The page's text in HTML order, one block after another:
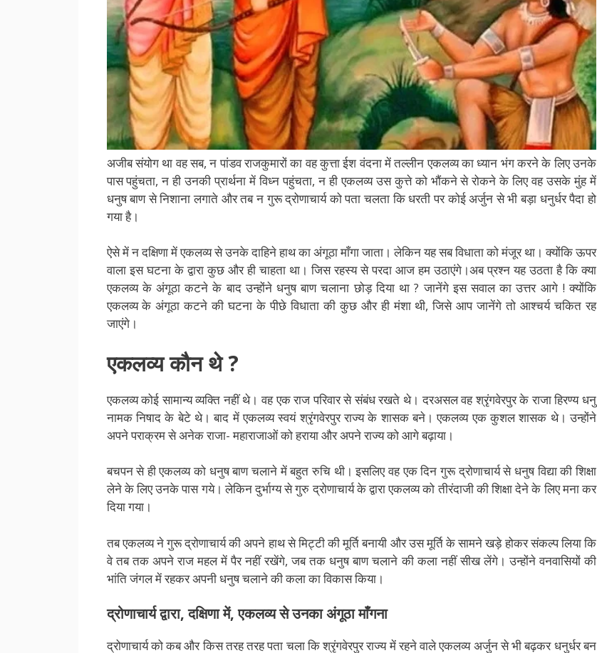
अजीब संयोग था वह सब, न पांडव राजकुमारों का वह कुत्ता ईश वंदना में तल्लीन एकलव्य का ध्यान भंग करने के लिए उनके
पास पहुंचता, न ही उनकी प्रार्थना में विध्न पहुंचता, न ही एकलव्य उस कुत्ते को भौंकने से रोकने के लिए वह उसके मुंह में
धनुष बाण से निशाना लगाते और तब न गुरू द्रोणाचार्य को पता चलता कि धरती पर कोई अर्जुन से भी बड़ा धनुर्धर पैदा हो
गया है।
ऐसे में न दक्षिणा में एकलव्य से उनके दाहिने हाथ का अंगूठा माँगा जाता। लेकिन यह सब विधाता को मंजूर था। क्योंकि ऊपर
वाला इस घटना के द्वारा कुछ और ही चाहता था। जिस रहस्य से परदा आज हम उठाएंगे।अब प्रश्न यह उठता है कि क्या
एकलव्य के अंगूठा कटने के बाद उन्होंने धनुष बाण चलाना छोड़ दिया था ? जानेंगे इस सवाल का उत्तर आगे ! क्योंकि
एकलव्य के अंगूठा कटने की घटना के पीछे विधाता की कुछ और ही मंशा थी, जिसे आप जानेंगे तो आश्चर्य चकित रह
जाएंगे।
एकलव्य कौन थे ?
एकलव्य कोई सामान्य व्यक्ति नहीं थे। वह एक राज परिवार से संबंध रखते थे। दरअसल वह श्रृंगवेरपुर के राजा हिरण्य धनु
नामक निषाद के बेटे थे। बाद में एकलव्य स्वयं श्रृंगवेरपुर राज्य के शासक बने। एकलव्य एक कुशल शासक थे। उन्होंने
अपने पराक्रम से अनेक राजा- महाराजाओं को हराया और अपने राज्य को आगे बढ़ाया।
बचपन से ही एकलव्य को धनुष बाण चलाने में बहुत रुचि थी। इसलिए वह एक दिन गुरू द्रोणाचार्य से धनुष विद्या की शिक्षा
लेने के लिए उनके पास गये। लेकिन दुर्भाग्य से गुरु द्रोणाचार्य के द्वारा एकलव्य को तीरंदाजी की शिक्षा देने के लिए मना कर
दिया गया।
तब एकलव्य ने गुरू द्रोणाचार्य की अपने हाथ से मिट्टी की मूर्ति बनायी और उस मूर्ति के सामने खड़े होकर संकल्प लिया कि
वे तब तक अपने राज महल में पैर नहीं रखेंगे, जब तक धनुष बाण चलाने की कला नहीं सीख लेंगे। उन्होंने वनवासियों की
भांति जंगल में रहकर अपनी धनुष चलाने की कला का विकास किया।
द्रोणाचार्य द्वारा, दक्षिणा में, एकलव्य से उनका अंगूठा माँगना
द्रोणाचार्य को कब और किस तरह तरह पता चला कि श्रृंगवेरपुर राज्य में रहने वाले एकलव्य अर्जुन से भी बढ़कर धनुर्धर बन